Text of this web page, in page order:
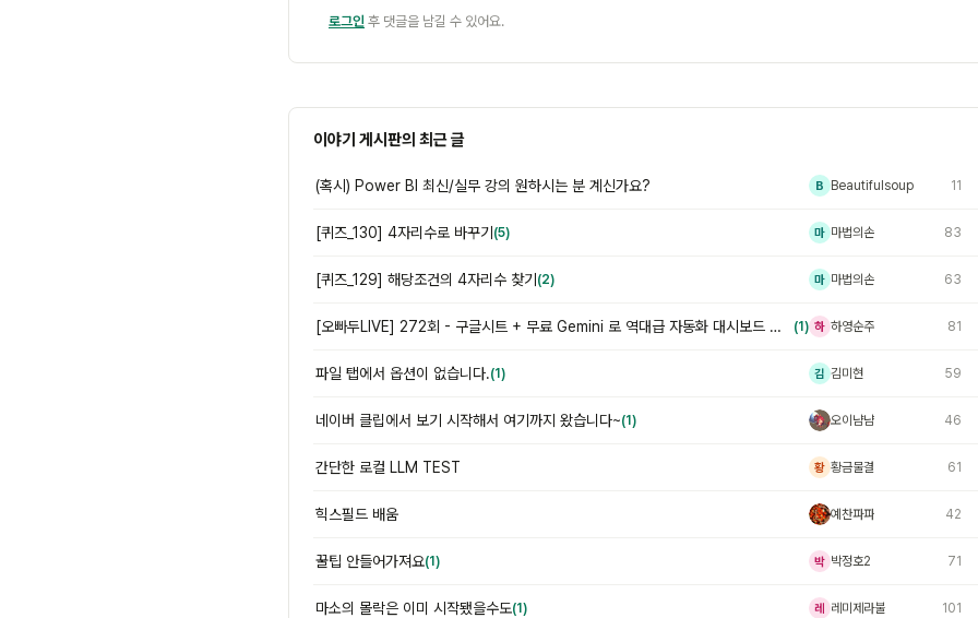
로그인 후 댓글을 남길 수 있어요.
이야기 게시판의 최근 글
(혹시) Power BI 최신/실무 강의 원하시는 분 계신가요? B Beautifulsoup 11
[퀴즈_130] 4자리수로 바꾸기 (5) 마 마법의손 83
[퀴즈_129] 해당조건의 4자리수 찾기 (2) 마 마법의손 63
[오빠두LIVE] 272회 - 구글시트 + 무료 Gemini 로 역대급 자동화 대시보드 만드는 법(재고관리) (1) 하 하영순주 81
파일 탭에서 옵션이 없습니다.(1) 김 김미현 59
네이버 클립에서 보기 시작해서 여기까지 왔습니다~(1) 오 오이냠냠 46
간단한 로컬 LLM TEST 황 황금물결 61
힉스필드 배움 예 예찬파파 42
꿀팁 안들어가져요(1) 박 박정호2 71
마소의 몰락은 이미 시작됐을수도(1) 레 레미제라불 101